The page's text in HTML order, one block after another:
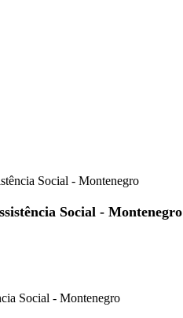
Social - Montenegro
Social - Montenegro